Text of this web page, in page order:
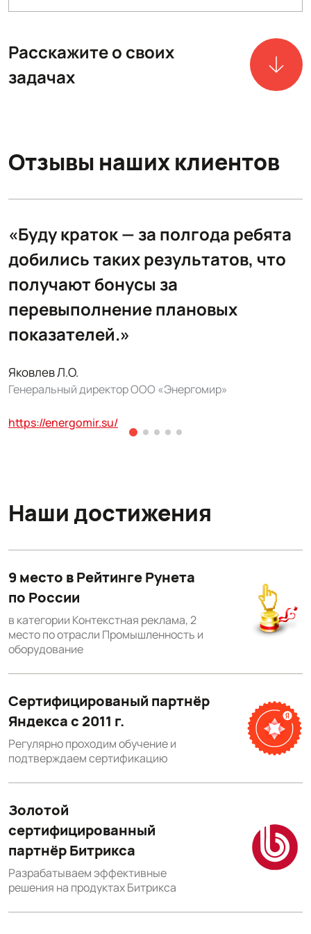
Расскажите о своих
задачах
Отзывы наших клиентов
«Буду краток — за полгода ребята
добились таких результатов, что
получают бонусы за
перевыполнение плановых
показателей.»
Яковлев Л.О.
Генеральный директор ООО «Энергомир»
https://energomir.su/
Наши достижения
9 место в Рейтинге Рунета
по России
в категории Контекстная реклама, 2
место по отрасли Промышленность и
оборудование
Сертифицированый партнёр
Яндекса с 2011 г.
Регулярно проходим обучение и
подтверждаем сертификацию
Золотой
сертифицированный
партнёр Битрикса
Разрабатываем эффективные
решения на продуктах Битрикса